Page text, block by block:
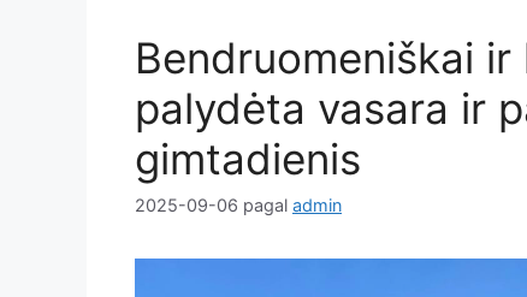
Bendruomeniškai
palydėta vasara ir
gimtadienis
2025-09-06 pagal admin